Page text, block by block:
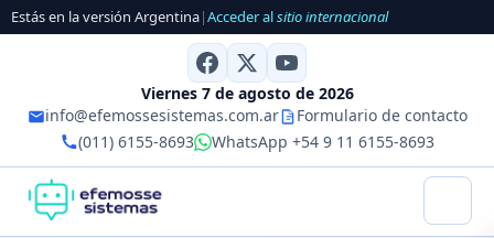
Estás en la versión Argentina|Acceder alsitio internacional
Viernes 7 de agosto de 2026
info@efemossesistemas.com.ar
Formulario de contacto
(011) 6155-8693
WhatsApp +54 9 11 6155-8693